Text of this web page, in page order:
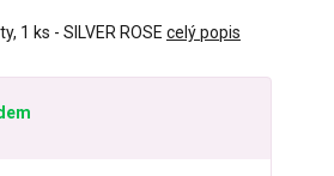
1 ks - SILVER ROSE celý popis